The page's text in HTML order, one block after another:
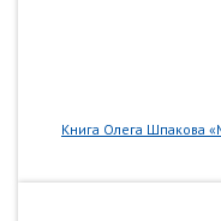
Книга Олега Шпакова